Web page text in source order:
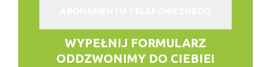
WYPEŁNIJ FORMULARZ
ODDZWONIMY DO CIEBIE!